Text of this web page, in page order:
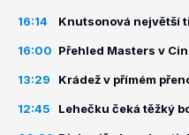
16:14 Knutsonová největší
16:00 Přehled Masters v
13:29 Krádež v přímém
12:45 Lehečku čeká těžký